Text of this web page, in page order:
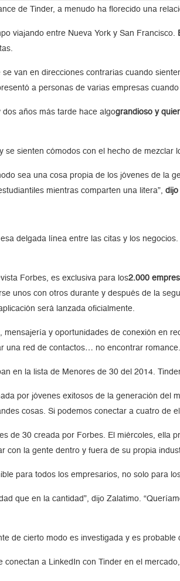
de Tinder, a menudo ha florecido una
viajando entre Nueva York y San Francisco.
van en direcciones contrarias cuando
a personas de varias empresas
dos años más tarde hace algograndioso y
sienten cómodos con el hecho de mezclar
sea una cosa propia de los jóvenes de la
mientras comparten una litera”,dijo
delgada línea entre las citas y los
Forbes, es exclusiva para los2.000
unos con otros durante y después de la
será lanzada oficialmente.
mensajería y oportunidades de conexión en
una red de contactos… no encontrar romance.
en la lista de Menores de 30 del 2014.
por jóvenes exitosos de la generación del
cosas. Si podemos conectar a cuatro de
de 30 creada por Forbes. El miércoles, ella
con la gente dentro y fuera de su propia
para todos los empresarios, no solo para
que en la cantidad”, dijo Zalatimo.
de cierto modo es investigada y es probable
a LinkedIn con Tinder en el